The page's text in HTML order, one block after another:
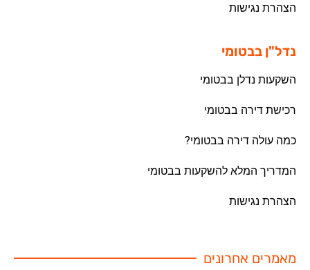
הצהרת נגישות
נדל"ן בבטומי
השקעות נדלן בבטומי
רכישת דירה בבטומי
כמה עולה דירה בבטומי?
המדריך המלא להשקעות בבטומי
הצהרת נגישות
מאמרים אחרונים